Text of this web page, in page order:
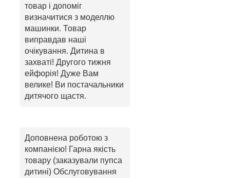
товар і допоміг
визначитися з моделлю
машинки. Товар
виправдав наші
очікування. Дитина в
захваті! Другого тижня
ейфорія! Дуже Вам
велике! Ви постачальники
дитячого щастя.
Доповнена роботою з
компанією! Гарна якість
товару (заказували пупса
дитині) Обслуговування